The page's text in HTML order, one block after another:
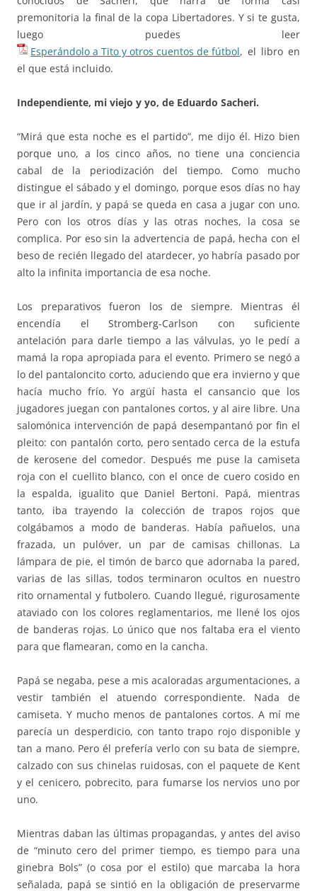
premonitoria la final de la copa Libertadores. Y si te gusta,
luego puedes leer
Esperándolo a Tito y otros cuentos de fútbol, el libro en
el que está incluido.
Independiente, mi viejo y yo, de Eduardo Sacheri.
“Mirá que esta noche es el partido”, me dijo él. Hizo bien
porque uno, a los cinco años, no tiene una conciencia
cabal de la periodización del tiempo. Como mucho
distingue el sábado y el domingo, porque esos días no hay
que ir al jardín, y papá se queda en casa a jugar con uno.
Pero con los otros días y las otras noches, la cosa se
complica. Por eso sin la advertencia de papá, hecha con el
beso de recién llegado del atardecer, yo habría pasado por
alto la infinita importancia de esa noche.
Los preparativos fueron los de siempre. Mientras él
encendía el Stromberg-Carlson con suficiente
antelación para darle tiempo a las válvulas, yo le pedí a
mamá la ropa apropiada para el evento. Primero se negó a
lo del pantaloncito corto, aduciendo que era invierno y que
hacía mucho frío. Yo argüí hasta el cansancio que los
jugadores juegan con pantalones cortos, y al aire libre. Una
salomónica intervención de papá desempantanó por fin el
pleito: con pantalón corto, pero sentado cerca de la estufa
de kerosene del comedor. Después me puse la camiseta
roja con el cuellito blanco, con el once de cuero cosido en
la espalda, igualito que Daniel Bertoni. Papá, mientras
tanto, iba trayendo la colección de trapos rojos que
colgábamos a modo de banderas. Había pañuelos, una
frazada, un pulóver, un par de camisas chillonas. La
lámpara de pie, el timón de barco que adornaba la pared,
varias de las sillas, todos terminaron ocultos en nuestro
rito ornamental y futbolero. Cuando llegué, rigurosamente
ataviado con los colores reglamentarios, me llené los ojos
de banderas rojas. Lo único que nos faltaba era el viento
para que flamearan, como en la cancha.
Papá se negaba, pese a mis acaloradas argumentaciones, a
vestir también el atuendo correspondiente. Nada de
camiseta. Y mucho menos de pantalones cortos. A mí me
parecía un desperdicio, con tanto trapo rojo disponible y
tan a mano. Pero él prefería verlo con su bata de siempre,
calzado con sus chinelas ruidosas, con el paquete de Kent
y el cenicero, pobrecito, para fumarse los nervios uno por
uno.
Mientras daban las últimas propagandas, y antes del aviso
de “minuto cero del primer tiempo, es tiempo para una
ginebra Bols” (o cosa por el estilo) que marcaba la hora
señalada, papá se sintió en la obligación de preservarme